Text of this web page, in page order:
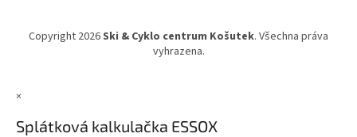
Copyright 2026Ski & Cyklo centrum Košutek. Všechna práva
vyhrazena.
×
Splátková kalkulačka ESSOX